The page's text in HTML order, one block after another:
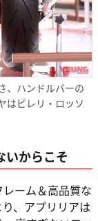
、ハンドルバーの
はピレリ・ロッソ
いからこそ
ーム＆高品質な
、アプリリアは